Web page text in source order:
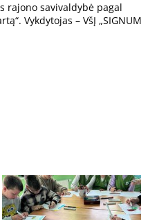
rajono savivaldybė pagal
Vykdytojas – VšĮ „SIGNUM